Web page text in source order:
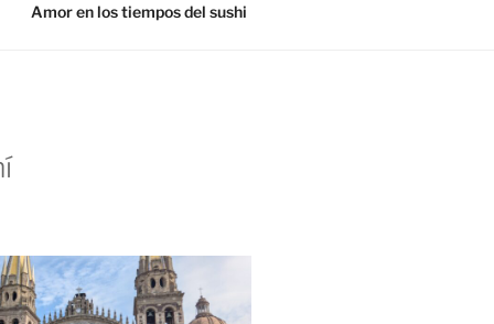
Amor en los tiempos del sushi